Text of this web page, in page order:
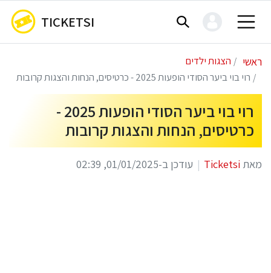
TICKETSI
ראשי
הצגות ילדים
רוי בוי ביער הסודי הופעות 2025 - כרטיסים, הנחות והצגות קרובות
רוי בוי ביער הסודי הופעות 2025 -
כרטיסים, הנחות והצגות קרובות
מאת Ticketsi עודכן ב-01/01/2025, 02:39